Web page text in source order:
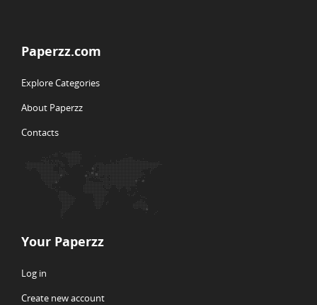
Paperzz.com
Explore Categories
About Paperzz
Contacts
Your Paperzz
Log in
Create new account